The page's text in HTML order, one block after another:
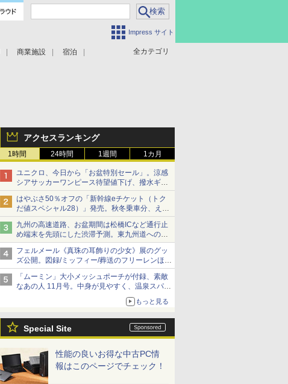
Impress サイト
全カテゴリ
商業施設 宿泊
アクセスランキング
1時間 24時間 1週間 1カ月
ユニクロ、今日から「お盆特別セール」。涼感
シアサッカーワンピース待望値下げ、撥水ギア
ショーツは1990円に
はやぶさ50％オフの「新幹線eチケット（トク
だ値スペシャル28）」発売。秋冬乗車分、えき
ねっと限定
九州の高速道路、お盆期間は松橋ICなど通行止
め端末を先頭にした渋滞予測。東九州道への迂
回は料金調整を実施
フェルメール《真珠の耳飾りの少女》展のグッ
ズ公開。図録/ミッフィー/葬送のフリーレンほ
か、注目ブランドコラボが実現
「ムーミン」大小メッシュポーチが付録、素敵
なあの人 11月号。中身が見やすく、温泉スパに
もっと見る
Special Site
性能の良いお得な中古PC情
報はこのページでチェック！